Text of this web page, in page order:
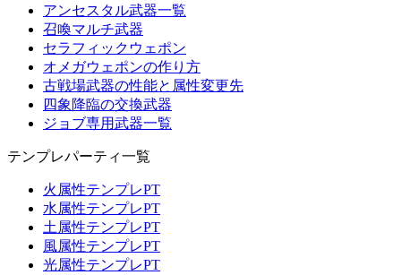
アンセスタル武器一覧
召喚マルチ武器
セラフィックウェポン
オメガウェポンの作り方
古戦場武器の性能と属性変更先
四象降臨の交換武器
ジョブ専用武器一覧
テンプレパーティ一覧
火属性テンプレPT
水属性テンプレPT
土属性テンプレPT
風属性テンプレPT
光属性テンプレPT